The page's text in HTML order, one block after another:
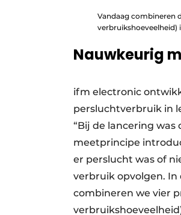
Vandaag combineren
verbruikshoeveelheid)
Nauwkeurig
ifm electronic
persluchtverbruik in
“Bij de lancering
meetprincipe
er perslucht was of
verbruik opvolgen. In
combineren we vier